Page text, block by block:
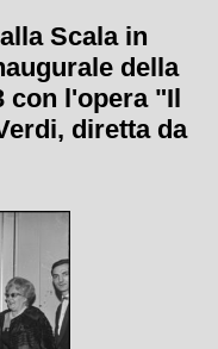
Scala in
della
con l'opera "Il
diretta da